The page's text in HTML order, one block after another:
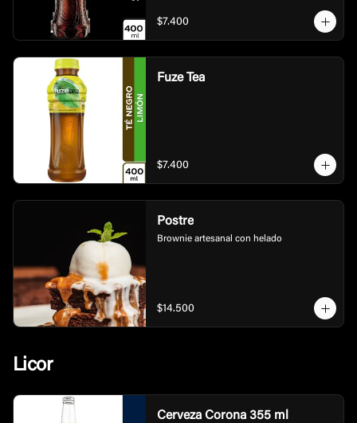
$7.400
Fuze Tea
$7.400
Postre
Brownie artesanal con helado
$14.500
Licor
Cerveza Corona 355 ml